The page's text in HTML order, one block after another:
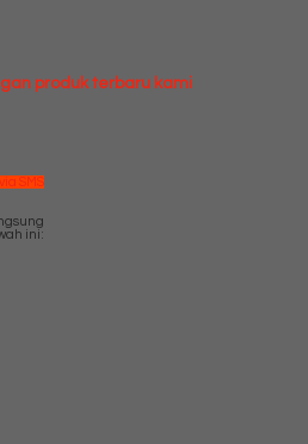
produk terbaru kami
via SMS
ini: